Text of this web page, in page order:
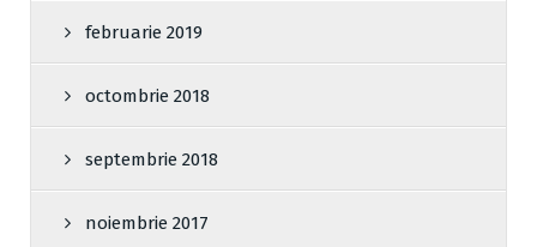
februarie 2019
octombrie 2018
septembrie 2018
noiembrie 2017